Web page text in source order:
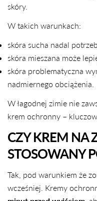
skóry.
W takich warunkach:
skóra sucha nadal
skóra mieszana może
skóra problematyczna
nadmiernego obciążenia.
W łagodnej zimie nie
krem ochronny –
CZY KREM NA
STOSOWANY
Tak, pod warunkiem że
wcześniej. Kremy